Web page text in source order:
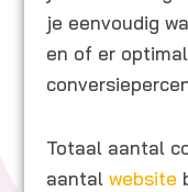
je eenvoudig
en of er
Totaal aantal
aantalwebsite